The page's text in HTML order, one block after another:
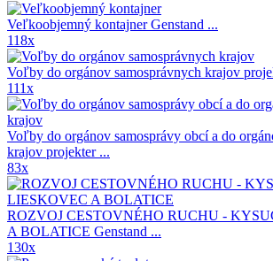
Veľkoobjemný kontajnerGenstand ...
118x
Voľby do orgánov samosprávnych krajov
111x
Voľby do orgánov samosprávy obcí a do
krajov projekter ...
83x
ROZVOJ CESTOVNÉHO RUCHU -
A BOLATICE Genstand ...
130x